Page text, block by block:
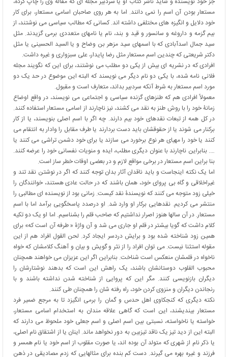
مستعار بودن آن اسم را نمی دانند. اما به هر روی صاحبان اسامی مستعار، برای کار
خود دلایل و انگیزه های مختلفی داشته اند. کسانی که مطالب سیاسی می نوشتند، از
بیم گزمه و داروغه و سانسور و قید و بند، نام یا نامهای متعددی برمی گزیدند. مثل
سید جمال اسدآبادی که با اسمهای سید مزهر بن وضاح و یا السید الحسینی یا مثل
دکتر شریعتی که چندین اسم مستعار مثل رضا پایدار، علی سبزواری و غیره داشت.
افرادی که در نشریه ای بیش از یکی دو مطلب می نوشتند، برای این که نگویند مجله
فلانی نامه شده، با یکی دو نام دیگر می نویسند که البته این موضوع در حد یک دو
مورد اسم مستعار به شرط آنکه سردبیر بداند، متعارف است و مقبول.
معمولاً افرادی هم که طنزهای گزنده سیاسی و اجتماعی می نویسند، در واقع اوضاع
زمانۀ خود را با روش طنز به نقد می کشند، نیز ناچارند از اسامی مستعار استفاده کنند.
در کل همه از تبعات نقدهای خود بیم دارند. چه اگر با اسم اصلی بنویسند، یا از کار
برکنار می شوند یا از حقوقشان باید دست بردارند یا طرف مقابل را وادار به انتقام می
کنند یا خود را مهیای هر نوع برخورد می سازند یا برای خود دشمن تراشی می کنند یا
…. بنابراین ناچارند با عنوان دیگری مطلب، ایده و منویات نفسانی خود را عرضه کنند.
بنا براین اسم مستعار در برخی مواقع لازم و در بعضی اوقات خطر ساز است.
اما یک نکته اینجاست و باید ناقدان آثار بدان توجه کنند که اگر در نوشتن نقد تند و
غیراخلاقی و گاه بی پروای خود، همان باشند که در حالت عادی هستند، خوانندگان را
خیلی زود متوجه می کنند که نویسندۀ نقد کیست. زمانی بود از نویسنده ای مطالبی را
منتشر می کردیم. نقدهایی برکار او وارد شد. او درصدد پاسخگویی برآمد اما با اسم
مستعار. در آن سالها هنوز اصرار نداشتیم که صاحب قلم را بشناسیم. اما او یک دو تکیه
کلام داشت که گویا بیشتر در قلم او جاری می شد و آن واژۀ « طرفه آن است که» برای
همین زود شناخته شده بود و برایش دردسر ایجاد کرد. لحن القول افراد هم از این
مقوله استثنا نیست. می توان افراد را از نثر و گویش و بیان و آهنگ کلامشان که خواه
ناخواه در قلمشان منعکس است شناخت. بنابراین اگر این عزیزان می خواهند همچنان
محبوب القلوب دوستانشان باشند، یک راهش این است که بدهند نوشتارشان را
دیگران بازنویسی کنند. مگر این که پروایی از شناخته شدن نداشته باشند و با
رنجاندن دیگران و منزوی کردن خود، راه رفته شان را همچنان طی کنند.
نکته دیگری که کنجکاوی اهل حدس و گمان را برمی انگیزد تا به مرجع ضمیر فرد
مستعار بیندیشند، این است که گاهی علاقه مندان به استخدام اسامی مستعار،
خواسته یا ناخواسته، نسبتی بین اسم اصلی و اسم جعلی خود ملحوظ می دارند که
البته این از دید تیز یک ناقد تیزبین به دور نخواهد ماند. اینان یا از اشتقاق نام اصلی،
یا ذکر نام از شهری که متولد آن بوده اند، یا صورت مقلوب از اسم خود یا نام همسر و
فرزند و غیره بهره می گیرند. دست کم بنده برای مثالهایی که زدم مصادیقی در ذهن